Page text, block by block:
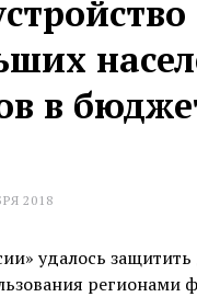
в
2018
удалось
регионами